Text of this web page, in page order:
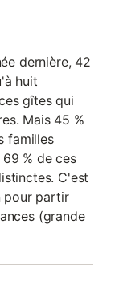
dernière, 42
huit
gîtes qui
Mais 45 %
familles
% de ces
C'est
pour partir
(grande